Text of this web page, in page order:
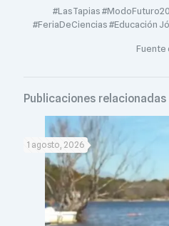
#LasTapias
#FeriaDeCiencias #Educación
Fuente
Publicaciones relacionadas
1 agosto, 2026